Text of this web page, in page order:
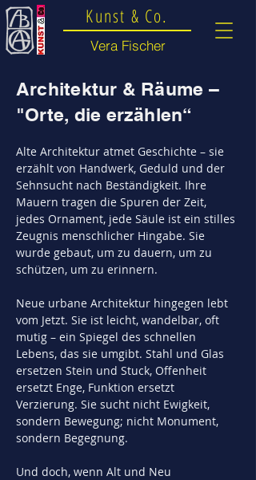
Kunst & Co.
Vera Fischer
Architektur & Räume –
"Orte, die erzählen“
Alte Architektur atmet Geschichte – sie
erzählt von Handwerk, Geduld und der
Sehnsucht nach Beständigkeit. Ihre
Mauern tragen die Spuren der Zeit,
jedes Ornament, jede Säule ist ein stilles
Zeugnis menschlicher Hingabe. Sie
wurde gebaut, um zu dauern, um zu
schützen, um zu erinnern.
Neue urbane Architektur hingegen lebt
vom Jetzt. Sie ist leicht, wandelbar, oft
mutig – ein Spiegel des schnellen
Lebens, das sie umgibt. Stahl und Glas
ersetzen Stein und Stuck, Offenheit
ersetzt Enge, Funktion ersetzt
Verzierung. Sie sucht nicht Ewigkeit,
sondern Bewegung; nicht Monument,
sondern Begegnung.
Und doch, wenn Alt und Neu